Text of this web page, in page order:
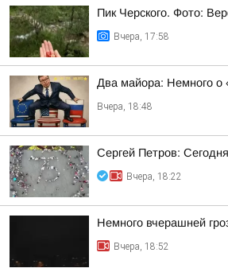
Пик Черского. Фото:
Вчера, 17:58
Два майора: Немного о
Вчера, 18:48
Сергей Петров:
Вчера, 18:22
Немного вчерашней
Вчера, 18:52